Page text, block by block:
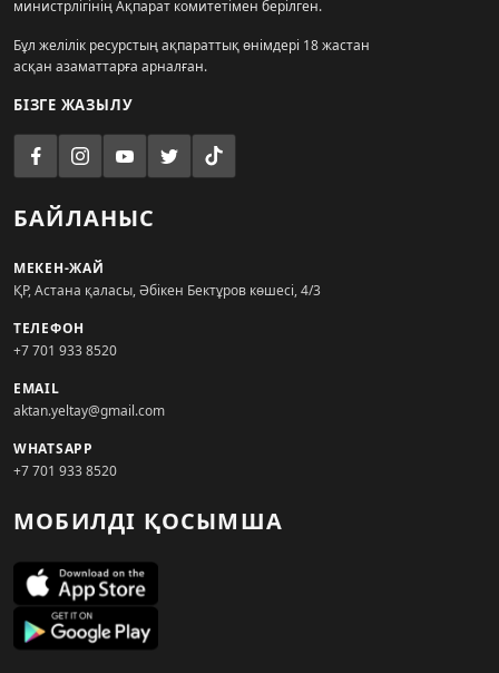
министрлігінің Ақпарат комитетімен берілген.
Бұл желілік ресурстың ақпараттық өнімдері 18 жастан
асқан азаматтарға арналған.
БІЗГЕ ЖАЗЫЛУ
БАЙЛАНЫС
МЕКЕН-ЖАЙ
ҚР, Астана қаласы, Әбікен Бектұров көшесі, 4/3
ТЕЛЕФОН
+7 701 933 8520
EMAIL
aktan.yeltay@gmail.com
WHATSAPP
+7 701 933 8520
МОБИЛДІ ҚОСЫМША